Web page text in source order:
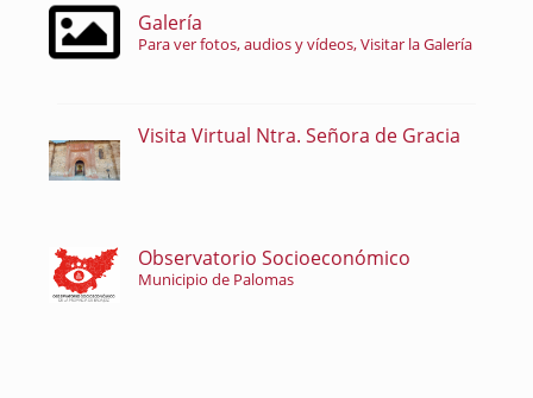
Galería
Para ver fotos, audios y vídeos, Visitar la Galería
Visita Virtual Ntra. Señora de Gracia
Observatorio Socioeconómico
Municipio de Palomas